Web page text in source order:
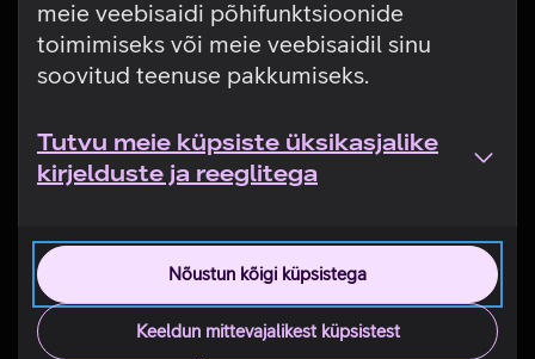
meie veebisaidi põhifunktsioonide
toimimiseks või meie veebisaidil sinu
soovitud teenuse pakkumiseks.
Tutvu meie küpsiste üksikasjalike
kirjelduste ja reeglitega
Nõustun kõigi küpsistega
Keeldun mittevajalikest küpsistest